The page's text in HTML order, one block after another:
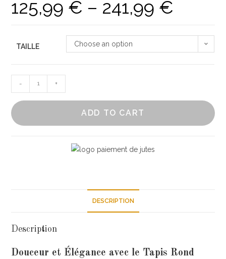
125,99 € – 241,99 €
125,99 €
through
TAILLE Choose an option
rond
jute
rose
- +
ADD TO CART
DESCRIPTION
Description
Douceur et Élégance avec le Tapis Rond